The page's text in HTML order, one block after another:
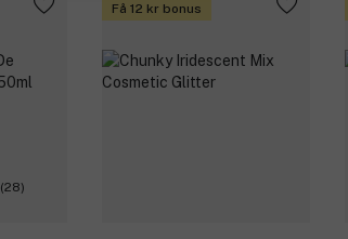
(28)
Få 12 kr bonus